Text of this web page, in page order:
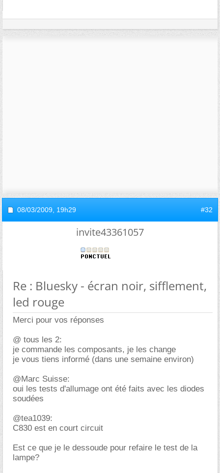
08/03/2009, 19h29 #32
invite43361057
Re : Bluesky - écran noir, sifflement,
led rouge
Merci pour vos réponses
@ tous les 2:
je commande les composants, je les change
je vous tiens informé (dans une semaine environ)
@Marc Suisse:
oui les tests d'allumage ont été faits avec les diodes
soudées
@tea1039:
C830 est en court circuit
Est ce que je le dessoude pour refaire le test de la
lampe?